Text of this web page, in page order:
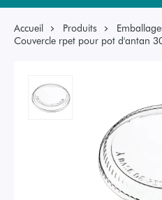
Accueil Produits
Couvercle rpet pour pot d'antan